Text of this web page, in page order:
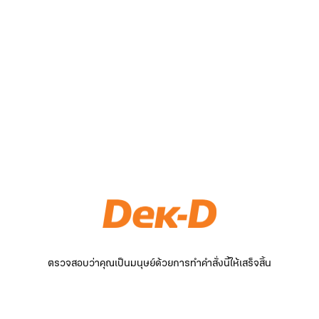
ตรวจสอบว่าคุณเป็นมนุษย์ด้วยการทำคำสั่งนี้ให้เสร็จสิ้น